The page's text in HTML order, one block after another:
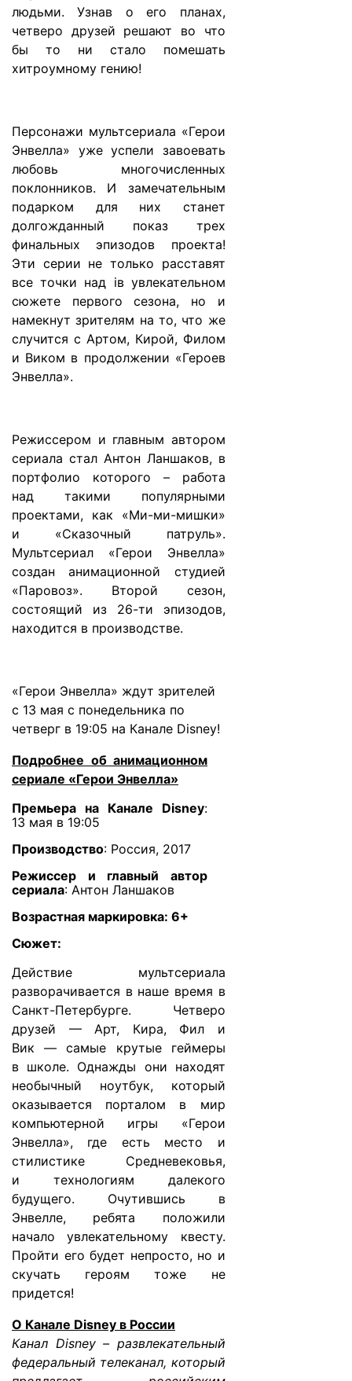
людьми. Узнав о его планах,
четверо друзей решают во что
бы то ни стало помешать
хитроумному гению!
Персонажи мультсериала «Герои
Энвелла» уже успели завоевать
любовь многочисленных
поклонников. И замечательным
подарком для них станет
долгожданный показ трех
финальных эпизодов проекта!
Эти серии не только расставят
все точки над iв увлекательном
сюжете первого сезона, но и
намекнут зрителям на то, что же
случится с Артом, Кирой, Филом
и Виком в продолжении «Героев
Энвелла».
Режиссером и главным автором
сериала стал Антон Ланшаков, в
портфолио которого – работа
над такими популярными
проектами, как «Ми-ми-мишки»
и «Сказочный патруль».
Мультсериал «Герои Энвелла»
создан анимационной студией
«Паровоз». Второй сезон,
состоящий из 26-ти эпизодов,
находится в производстве.
«Герои Энвелла» ждут зрителей
с 13 мая с понедельника по
четверг в 19:05 на Канале Disney!
Подробнее об анимационном
сериале «Герои Энвелла»
Премьера на Канале Disney:
13 мая в 19:05
Производство: Россия, 2017
Режиссер и главный автор
сериала: Антон Ланшаков
Возрастная маркировка: 6+
Сюжет:
Действие мультсериала
разворачивается в наше время в
Санкт-Петербурге. Четверо
друзей — Арт, Кира, Фил и
Вик — самые крутые геймеры
в школе. Однажды они находят
необычный ноутбук, который
оказывается порталом в мир
компьютерной игры «Герои
Энвелла», где есть место и
стилистике Средневековья,
и технологиям далекого
будущего. Очутившись в
Энвелле, ребята положили
начало увлекательному квесту.
Пройти его будет непросто, но и
скучать героям тоже не
придется!
О Канале Disney в России
Канал Disney – развлекательный
федеральный телеканал, который